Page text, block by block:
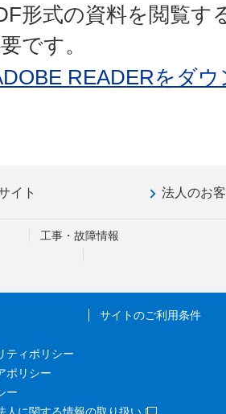
形式の資料を閲覧す
です。
READERをダ
イト 法人のお
工事・故障情報
サイトのご利用条件
ティポリシー
ポリシー
ー
人に関する情報の取り扱い